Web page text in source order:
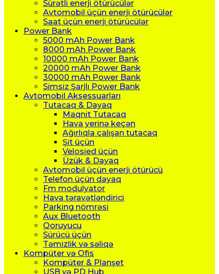
Sürətli enerji ötürücülər
Avtomobil üçün enerji ötürücülər
Saat üçün enerji ötürücülər
Power Bank
5000 mAh Power Bank
8000 mAh Power Bank
10000 mAh Power Bank
20000 mAh Power Bank
30000 mAh Power Bank
Simsiz Şarjlı Power Bank
Avtomobil Aksessuarları
Tutacaq & Dayaq
Maqnit Tutacaq
Hava yerinə keçən
Ağırlıqla çalışan tutacaq
Şit üçün
Velosied üçün
Üzük & Dayaq
Avtomobil üçün enerji ötürücü
Telefon üçün dayaq
Fm modulyator
Hava təravətləndirici
Parking nömrəsi
Aux Bluetooth
Qoruyucu
Sürücü üçün
Təmizlik və səliqə
Kompüter və Ofis
Kompüter & Planşet
USB və PD Hub